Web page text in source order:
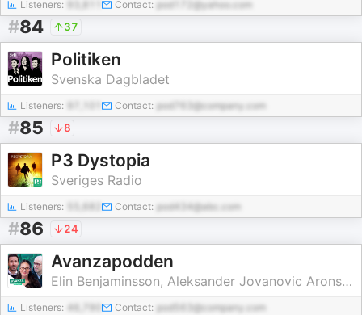
Listeners: Contact: pod172@yahoo.com
#84 37
Politiken
Svenska Dagbladet
Listeners: Contact: pod763@company.com
#85 8
P3 Dystopia
Sveriges Radio
Listeners: Contact: pod434@abc.com
#86 24
Avanzapodden
Elin Benjaminsson, Aleksander Jovanovic Aronsen Philip Scholtzé (från Placera)
Listeners: 46,790 Contact: pod563@company.com